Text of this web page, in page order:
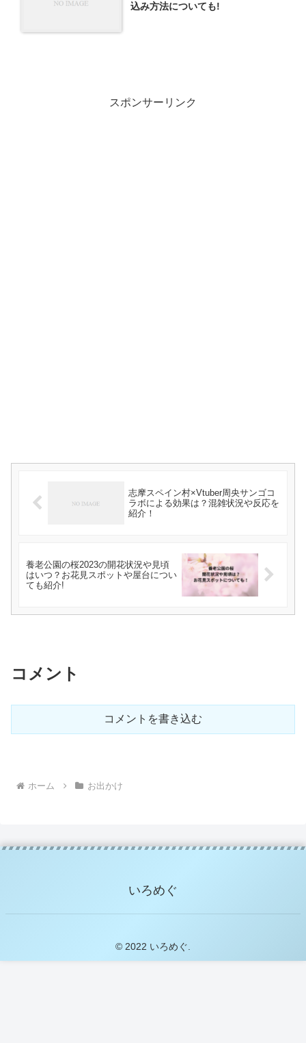
込み方法についても!
スポンサーリンク
志摩スペイン村×Vtuber周央サンゴコ
ラボによる効果は？混雑状況や反応を
紹介！
養老公園の桜2023の開花状況や見頃
はいつ？お花見スポットや屋台につい
ても紹介!
コメント
コメントを書き込む
ホーム お出かけ
いろめぐ
© 2022 いろめぐ.